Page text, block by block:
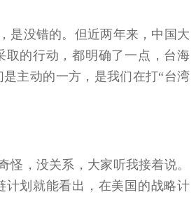
是没错的。但近两年来，中国大
取的行动，都明确了一点，台海
是主动的一方，是我们在打“台湾
怪，没关系，大家听我接着说。
计划就能看出，在美国的战略计